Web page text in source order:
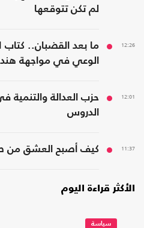
لم تكن تتوقعها
12:26
ما بعد القضبان..
الوعي في مواجهة
12:01
الدروس
11:37 كيف أصبح العشق من
الأكثر قراءة اليوم
سياسة